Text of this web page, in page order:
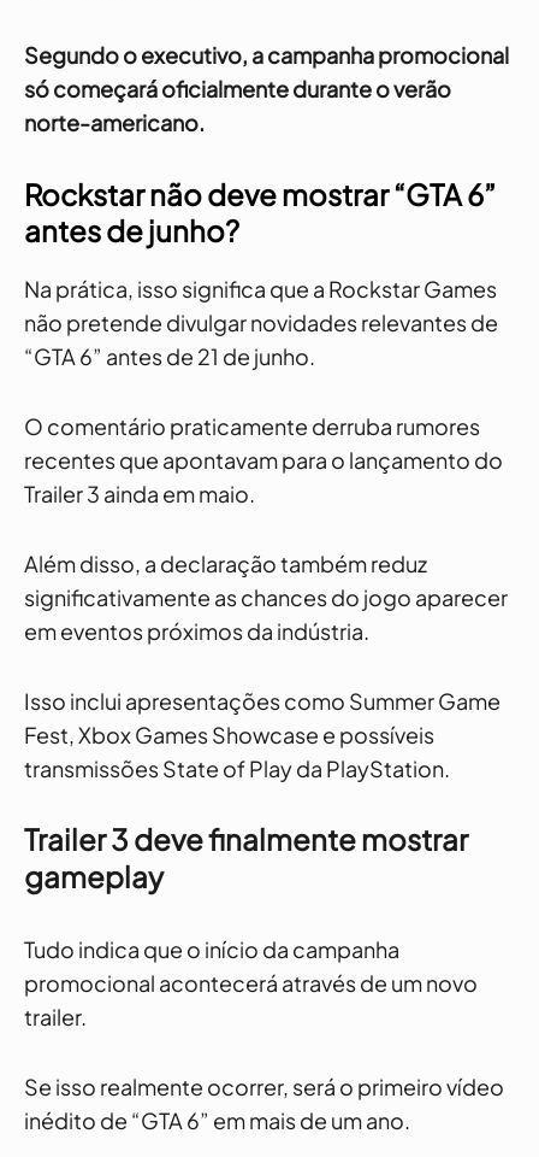
Segundo o executivo, a campanha promocional
só começará oficialmente durante o verão
norte-americano.
Rockstar não deve mostrar “GTA 6”
antes de junho?
Na prática, isso significa que a Rockstar Games
não pretende divulgar novidades relevantes de
“GTA 6” antes de 21 de junho.
O comentário praticamente derruba rumores
recentes que apontavam para o lançamento do
Trailer 3 ainda em maio.
Além disso, a declaração também reduz
significativamente as chances do jogo aparecer
em eventos próximos da indústria.
Isso inclui apresentações como Summer Game
Fest, Xbox Games Showcase e possíveis
transmissões State of Play da PlayStation.
Trailer 3 deve finalmente mostrar
gameplay
Tudo indica que o início da campanha
promocional acontecerá através de um novo
trailer.
Se isso realmente ocorrer, será o primeiro vídeo
inédito de “GTA 6” em mais de um ano.